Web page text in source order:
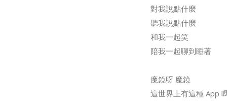
對我說點什麼
聽我說點什麼
和我一起笑
陪我一起聊到睡著
魔鏡呀 魔鏡
這世界上有這種 App